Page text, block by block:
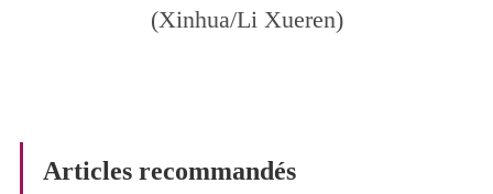
(Xinhua/Li Xueren)
Articles recommandés